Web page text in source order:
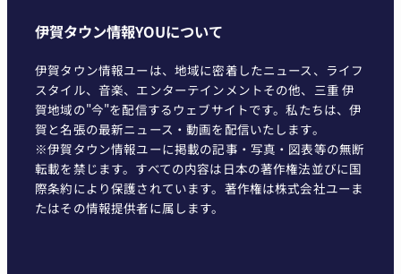
伊賀タウン情報YOUについて
伊賀タウン情報ユーは、地域に密着したニュース、ライフ
スタイル、音楽、エンターテインメントその他、三重 伊
賀地域の"今"を配信するウェブサイトです。私たちは、伊
賀と名張の最新ニュース・動画を配信いたします。
※伊賀タウン情報ユーに掲載の記事・写真・図表等の無断
転載を禁じます。すべての内容は日本の著作権法並びに国
際条約により保護されています。著作権は株式会社ユーま
たはその情報提供者に属します。